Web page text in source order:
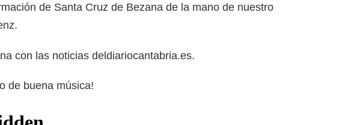
de Santa Cruz de Bezana de la mano de nuestro
con las noticias deldiariocantabria.es.
de buena música!